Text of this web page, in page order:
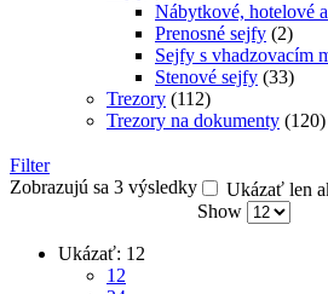
Nábytkové, hotelové
Prenosné sejfy (2)
Sejfy s vhadzovacím
Stenové sejfy (33)
Trezory (112)
Trezory na dokumenty (120)
Filter
Zobrazujú sa 3 výsledky
Ukázať len
Show
Ukázať: 12
12